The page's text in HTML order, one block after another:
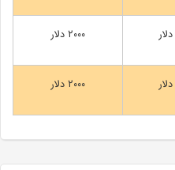
۲۰۰۰ دلار
۲۰۰۰ دلار